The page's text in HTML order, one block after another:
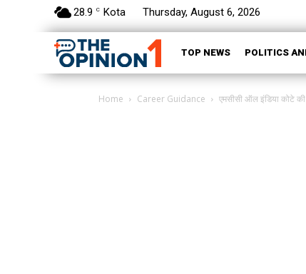
28.9 C Kota Thursday, August 6, 2026
TOP NEWS POLITICS
Home Career Guidance एमसीसी ऑल इंडिया कोटे की